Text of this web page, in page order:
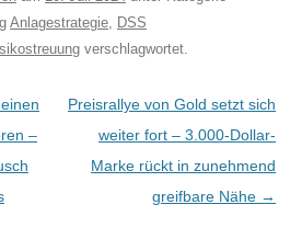
Anlagestrategie, DSS
verschlagwortet.
–
Preisrallye von Gold setzt sich
weiter fort – 3.000-Dollar-
Marke rückt in zunehmend
greifbare Nähe →